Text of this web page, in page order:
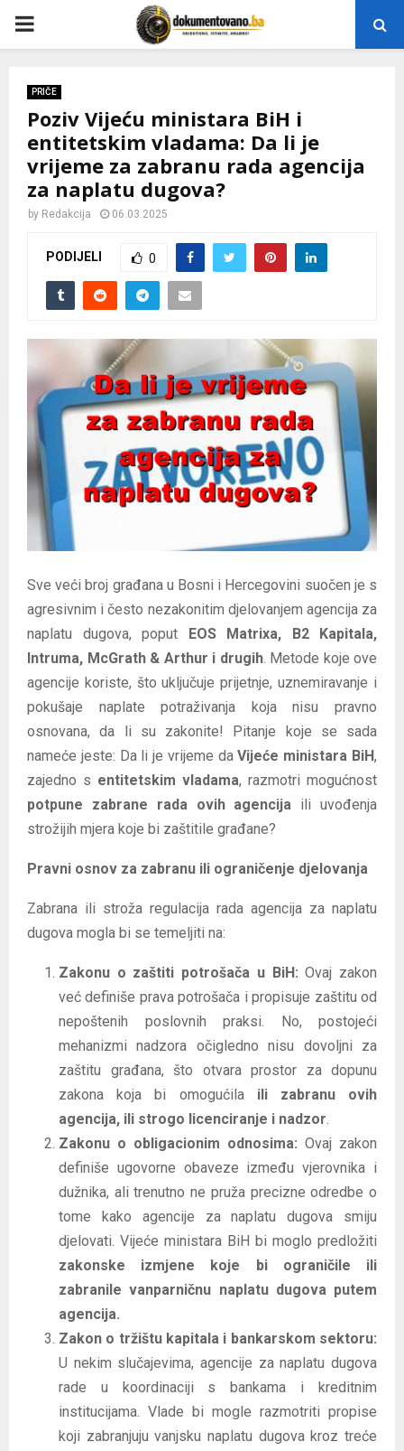
P
M
A
M
N
U
PRIČE
Poziv Vijeću ministara BiH i
entitetskim vladama: Da li je
vrijeme za zabranu rada agencija
za naplatu dugova?
by Redakcija 06.03.2025
PODIJELI 0
Sve veći broj građana u Bosni i Hercegovini suočen je s
agresivnim i često nezakonitim djelovanjem agencija za
naplatu dugova, poput EOS Matrixa, B2 Kapitala,
Intruma, McGrath & Arthur i drugih. Metode koje ove
agencije koriste, što uključuje prijetnje, uznemiravanje i
pokušaje naplate potraživanja koja nisu pravno
osnovana, da li su zakonite! Pitanje koje se sada
nameće jeste: Da li je vrijeme daVijeće ministara BiH,
zajedno s entitetskim vladama, razmotri mogućnost
potpune zabrane rada ovih agencija ili uvođenja
strožijih mjera koje bi zaštitile građane?
Pravni osnov za zabranu ili ograničenje djelovanja
Zabrana ili stroža regulacija rada agencija za naplatu
dugova mogla bi se temeljiti na:
Zakonu o zaštiti potrošača u BiH: Ovaj zakon
već definiše prava potrošača i propisuje zaštitu od
nepoštenih poslovnih praksi. No, postojeći
mehanizmi nadzora očigledno nisu dovoljni za
zaštitu građana, što otvara prostor za dopunu
zakona koja bi omogućila ili zabranu ovih
agencija, ili strogo licenciranje i nadzor
Zakonu o obligacionim odnosima: Ovaj zakon
definiše ugovorne obaveze između vjerovnika i
dužnika, ali trenutno ne pruža precizne odredbe o
tome kako agencije za naplatu dugova smiju
djelovati. Vijeće ministara BiH bi moglo predložiti
zakonske izmjene koje bi ograničile ili
zabranile vanparničnu naplatu dugova putem
agencija.
Zakon o tržištu kapitala i bankarskom sektoru:
U nekim slučajevima, agencije za naplatu dugova
rade u koordinaciji s bankama i kreditnim
institucijama. Vlade bi mogle razmotriti propise
koji zabranjuju vanjsku naplatu dugova kroz treće